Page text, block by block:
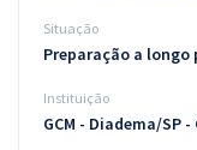
Questões grátis
Blog
Situação
Preparação a longo
Instituição
GCM - Diadema/SP